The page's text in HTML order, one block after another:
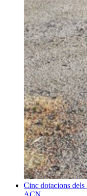
Cinc dotacions
ACN